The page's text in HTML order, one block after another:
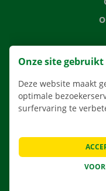
Onze site gebruikt
Deze website maakt
optimale
surfervaring te